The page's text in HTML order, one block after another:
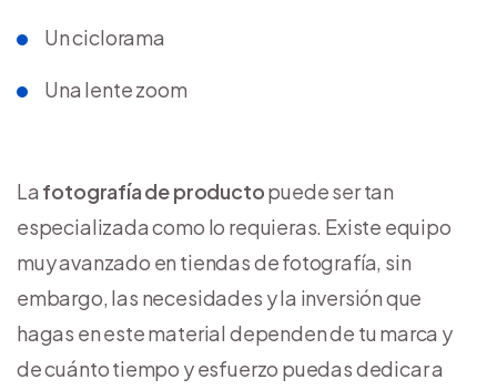
Un ciclorama
Una lente zoom
La fotografía de productopuede ser tan
especializada como lo requieras. Existe equipo
muy avanzado en tiendas de fotografía, sin
embargo, las necesidades y la inversión que
hagas en este material dependen de tu marca y
de cuánto tiempo y esfuerzo puedas dedicar a